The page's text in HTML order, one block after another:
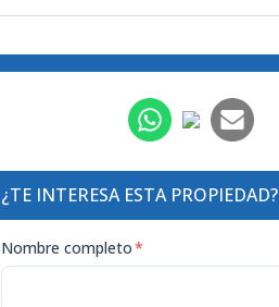
¿TE INTERESA ESTA PROPIEDAD?
Nombre completo*